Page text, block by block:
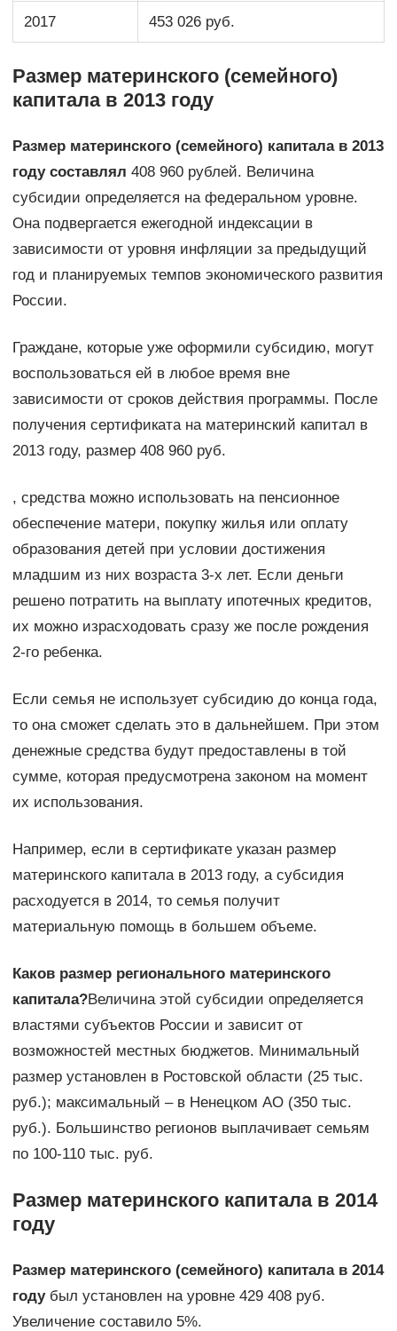
2017 453 026 руб.
Размер материнского (семейного)
капитала в 2013 году
Размер материнского (семейного) капитала в 2013
году составлял 408 960 рублей. Величина
субсидии определяется на федеральном уровне.
Она подвергается ежегодной индексации в
зависимости от уровня инфляции за предыдущий
год и планируемых темпов экономического развития
России.
Граждане, которые уже оформили субсидию, могут
воспользоваться ей в любое время вне
зависимости от сроков действия программы. После
получения сертификата на материнский капитал в
2013 году, размер 408 960 руб.
, средства можно использовать на пенсионное
обеспечение матери, покупку жилья или оплату
образования детей при условии достижения
младшим из них возраста 3-х лет. Если деньги
решено потратить на выплату ипотечных кредитов,
их можно израсходовать сразу же после рождения
2-го ребенка.
Если семья не использует субсидию до конца года,
то она сможет сделать это в дальнейшем. При этом
денежные средства будут предоставлены в той
сумме, которая предусмотрена законом на момент
их использования.
Например, если в сертификате указан размер
материнского капитала в 2013 году, а субсидия
расходуется в 2014, то семья получит
материальную помощь в большем объеме.
Каков размер регионального материнского
капитала?Величина этой субсидии определяется
властями субъектов России и зависит от
возможностей местных бюджетов. Минимальный
размер установлен в Ростовской области (25 тыс.
руб.); максимальный – в Ненецком АО (350 тыс.
руб.). Большинство регионов выплачивает семьям
по 100-110 тыс. руб.
Размер материнского капитала в 2014
году
Размер материнского (семейного) капитала в 2014
годубыл установлен на уровне 429 408 руб.
Увеличение составило 5%.